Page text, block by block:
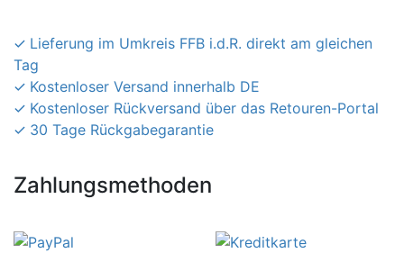
Lieferung im Umkreis FFB i.d.R. direkt am gleichen
Tag
Kostenloser Versand innerhalb DE
Kostenloser Rückversand über das Retouren-Portal
30 Tage Rückgabegarantie
Zahlungsmethoden